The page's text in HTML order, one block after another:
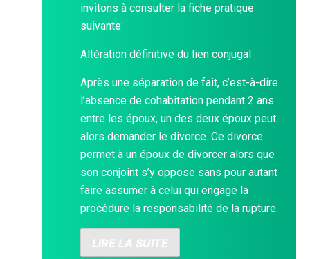
invitons à consulter la fiche pratique
suivante:
Altération définitive du lien conjugal
Après une séparation de fait, c’est-à-dire
l’absence de cohabitation pendant 2 ans
entre les époux, un des deux époux peut
alors demander le divorce. Ce divorce
permet à un époux de divorcer alors que
son conjoint s’y oppose sans pour autant
faire assumer à celui qui engage la
procédure la responsabilité de la rupture.
LIRE LA SUITE